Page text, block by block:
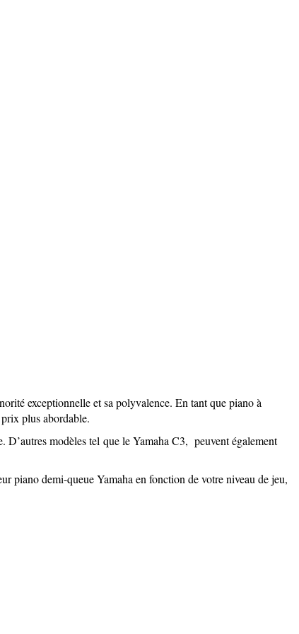
exceptionnelle et sa polyvalence. En tant que piano à
plus abordable.
modèles tel que le Yamaha C3, peuvent également
piano demi-queue Yamaha en fonction de votre niveau de jeu,